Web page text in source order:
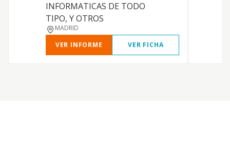
INFORMATICAS DE TODO
TIPO, Y OTROS
MADRID
VER INFORME
VER FICHA